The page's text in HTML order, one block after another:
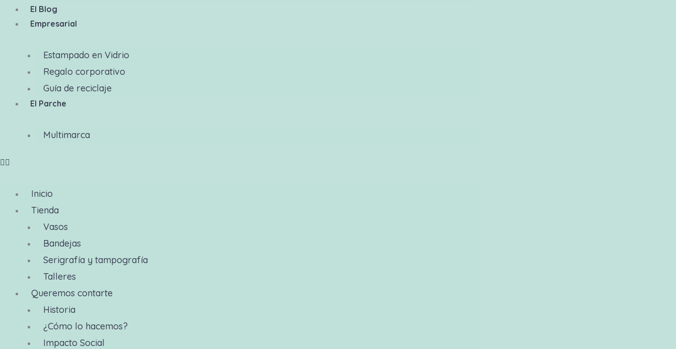
El Blog
Empresarial
Estampado en Vidrio
Regalo corporativo
Guía de reciclaje
El Parche
Multimarca
Inicio
Tienda
Vasos
Bandejas
Serigrafía y tampografía
Talleres
Queremos contarte
Historia
¿Cómo lo hacemos?
Impacto Social